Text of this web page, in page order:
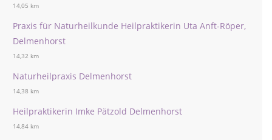
14,05 km
Praxis für Naturheilkunde Heilpraktikerin Uta Anft-Röper,
Delmenhorst
14,32 km
Naturheilpraxis Delmenhorst
14,38 km
Heilpraktikerin Imke Pätzold Delmenhorst
14,84 km